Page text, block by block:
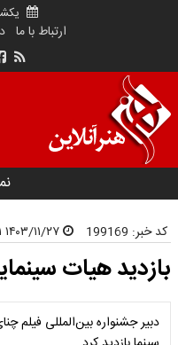
یکشنبه
ارتباط با ما
کد خبر: 199169
بازدید هیات
دبیر جشنواره بین‌المللی فیلم